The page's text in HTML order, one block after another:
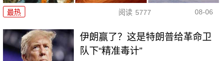
最热 阅读 5777 08-06
伊朗赢了？这是特朗普给革命卫
队下“精准毒计”